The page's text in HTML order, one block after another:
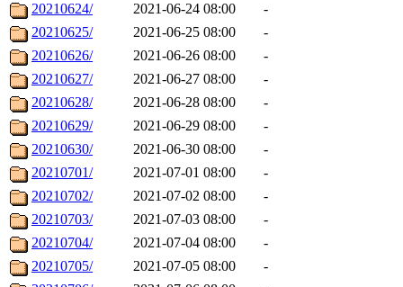
20210624/
2021-06-24 08:00
-
20210625/
2021-06-25 08:00
-
20210626/
2021-06-26 08:00
-
20210627/
2021-06-27 08:00
-
20210628/
2021-06-28 08:00
-
20210629/
2021-06-29 08:00
-
20210630/
2021-06-30 08:00
-
20210701/
2021-07-01 08:00
-
20210702/
2021-07-02 08:00
-
20210703/
2021-07-03 08:00
-
20210704/
2021-07-04 08:00
-
20210705/
2021-07-05 08:00
-